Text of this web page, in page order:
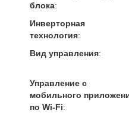
блока:
Инверторная
технология:
Вид управления:
Управление c
мобильного
по Wi-Fi: